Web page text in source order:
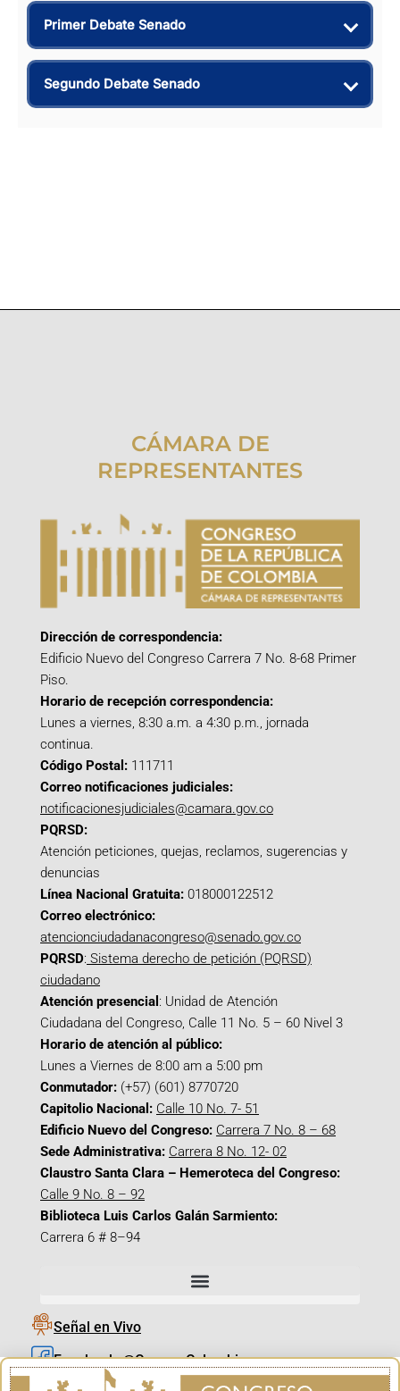
Primer Debate Senado
Segundo Debate Senado
CÁMARA DE
REPRESENTANTES
Dirección de correspondencia:
Edificio Nuevo del Congreso Carrera 7 No. 8-68 Primer
Piso.
Horario de recepción correspondencia:
Lunes a viernes, 8:30 a.m. a 4:30 p.m., jornada
continua.
Código Postal: 111711
Correo notificaciones judiciales:
notificacionesjudiciales@camara.gov.co
PQRSD:
Atención peticiones, quejas, reclamos, sugerencias y
denuncias
Línea Nacional Gratuita: 018000122512
Correo electrónico:
atencionciudadanacongreso@senado.gov.co
PQRSD: Sistema derecho de petición (PQRSD)
ciudadano
Atención presencial : Unidad de Atención
Ciudadana del Congreso, Calle 11 No. 5 – 60 Nivel 3
Horario de atención al público:
Lunes a Viernes de 8:00 am a 5:00 pm
Conmutador: (+57) (601) 8770720
Capitolio Nacional: Calle 10 No. 7- 51
Edificio Nuevo del Congreso: Carrera 7 No. 8 – 68
Sede Administrativa: Carrera 8 No. 12- 02
Claustro Santa Clara – Hemeroteca del Congreso:
Calle 9 No. 8 – 92
Biblioteca Luis Carlos Galán Sarmiento:
Carrera 6 # 8–94
Señal en Vivo
Facebook_@CamaraColombia